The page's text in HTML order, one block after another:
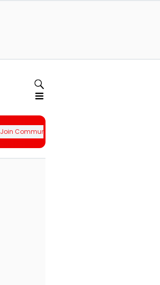
Join Community